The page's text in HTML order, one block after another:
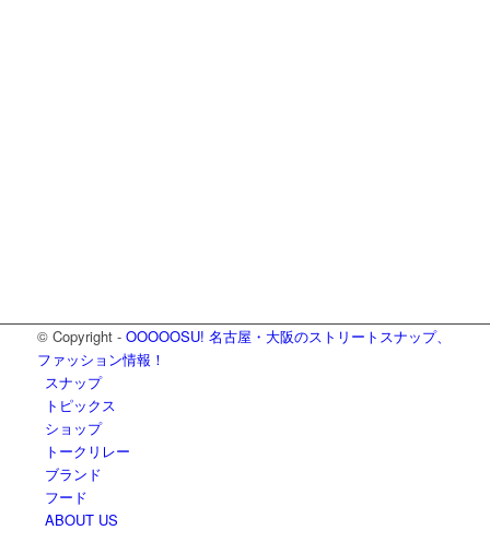
© Copyright - OOOOOSU! 名古屋・大阪のストリートスナップ、
ファッション情報！
スナップ
トピックス
ショップ
トークリレー
ブランド
フード
ABOUT US